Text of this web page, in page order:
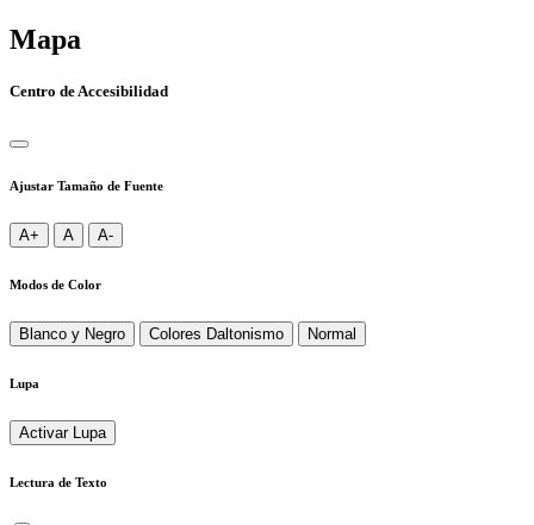
Mapa
Centro de Accesibilidad
Ajustar Tamaño de Fuente
A+ A A-
Modos de Color
Blanco y Negro Colores Daltonismo Normal
Lupa
Activar Lupa
Lectura de Texto